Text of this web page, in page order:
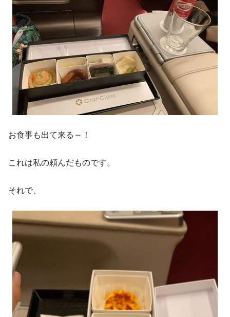
お食事も出て来る～！
これは私の頼んだものです。
それで、